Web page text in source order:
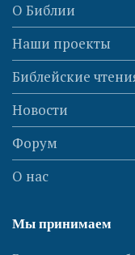
О Библии
Наши проекты
Библейские
Новости
Форум
О нас
Мы принимаем